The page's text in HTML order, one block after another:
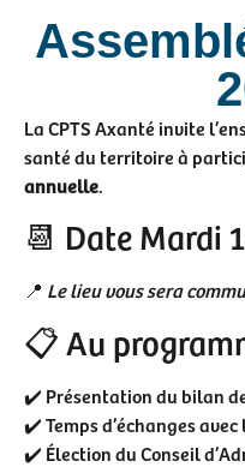
La CPTS Axanté invite
santé du territoire à
annuelle.
📆 Date Mardi
📍 Le lieu vous sera
📋 Au
✔️ Présentation du bilan
✔️ Temps d’échanges
✔️ Élection du Conseil